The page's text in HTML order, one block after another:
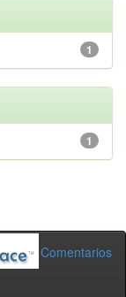
1
1
Comentarios